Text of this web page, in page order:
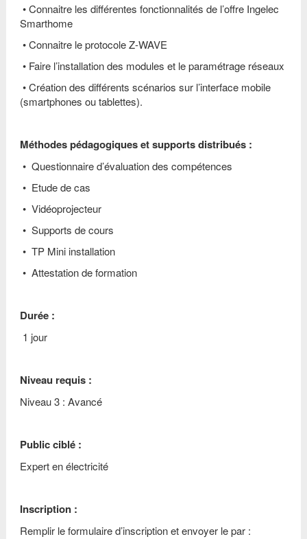
•Connaitre les différentes fonctionnalités de l’offre Ingelec
Smarthome
•Connaitre le protocole Z-WAVE
• Faire l’installation des modules et le paramétrage réseaux
• Création des différents scénarios sur l’interface mobile
(smartphones ou tablettes).
Méthodes pédagogiques et supports distribués :
• Questionnaire d’évaluation des compétences
• Etude de cas
• Vidéoprojecteur
• Supports de cours
• TP Mini installation
• Attestation de formation
Durée :
1 jour
Niveau requis :
Niveau 3 : Avancé
Public ciblé :
Expert en électricité
Inscription :
Remplir le formulaire d’inscription et envoyer le par :